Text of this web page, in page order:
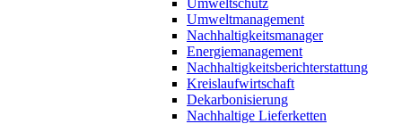
Umweltmanagement
Nachhaltigkeitsmanager
Energiemanagement
Nachhaltigkeitsberichterstattung
Kreislaufwirtschaft
Dekarbonisierung
Nachhaltige Lieferketten